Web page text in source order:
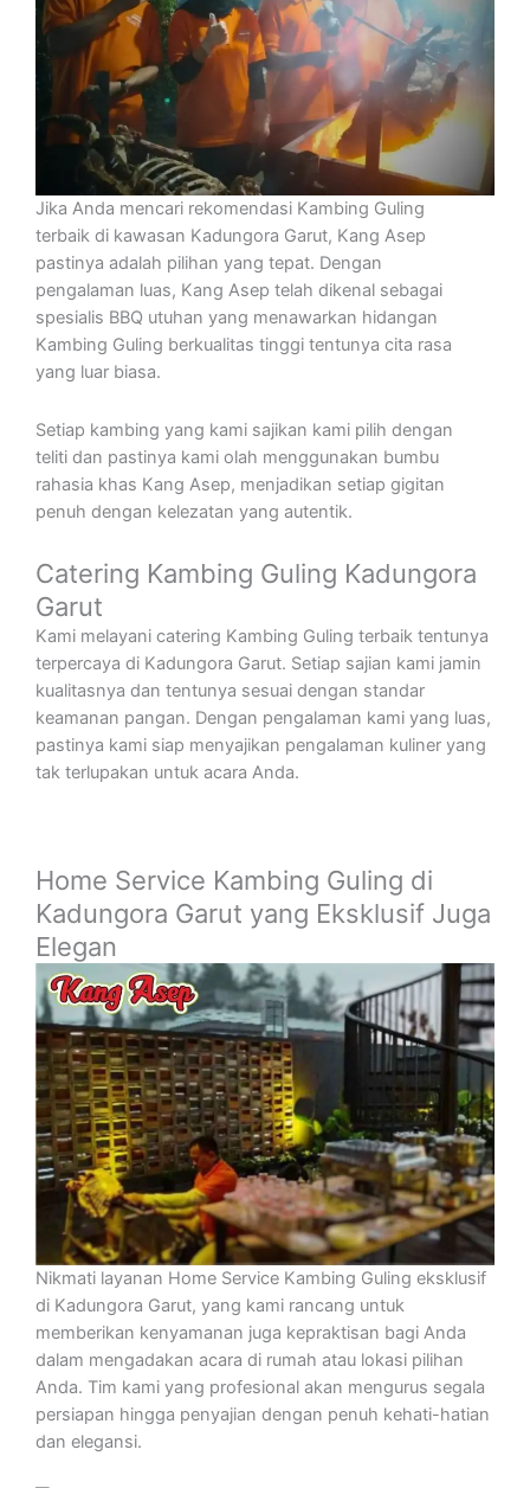
Jika Anda mencari rekomendasi Kambing Guling
terbaik di kawasan Kadungora Garut, Kang Asep
pastinya adalah pilihan yang tepat. Dengan
pengalaman luas, Kang Asep telah dikenal sebagai
spesialis BBQ utuhan yang menawarkan hidangan
Kambing Guling berkualitas tinggi tentunya cita rasa
yang luar biasa.
Setiap kambing yang kami sajikan kami pilih dengan
teliti dan pastinya kami olah menggunakan bumbu
rahasia khas Kang Asep, menjadikan setiap gigitan
penuh dengan kelezatan yang autentik.
Catering Kambing Guling Kadungora
Garut
Kami melayani catering Kambing Guling terbaik tentunya
terpercaya di Kadungora Garut. Setiap sajian kami jamin
kualitasnya dan tentunya sesuai dengan standar
keamanan pangan. Dengan pengalaman kami yang luas,
pastinya kami siap menyajikan pengalaman kuliner yang
tak terlupakan untuk acara Anda.
Home Service Kambing Guling di
Kadungora Garut yang Eksklusif Juga
Elegan
Nikmati layanan Home Service Kambing Guling eksklusif
di Kadungora Garut, yang kami rancang untuk
memberikan kenyamanan juga kepraktisan bagi Anda
dalam mengadakan acara di rumah atau lokasi pilihan
Anda. Tim kami yang profesional akan mengurus segala
persiapan hingga penyajian dengan penuh kehati-hatian
dan elegansi.